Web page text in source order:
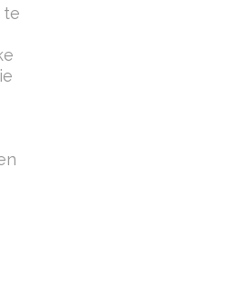
te